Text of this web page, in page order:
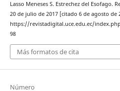
Lasso Meneses S. Estrechez del Esofago.
20 de julio de 2017 [citado 6 de agosto de
https://revistadigital.uce.edu.ec/
98
Más formatos de cita
Número